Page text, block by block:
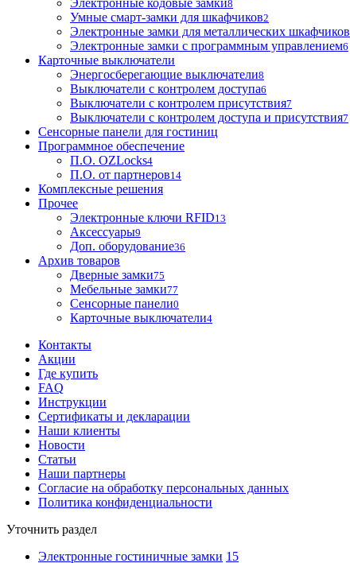
Электронные кодовые замки8
Умные смарт-замки для шкафчиков2
Электронные замки для металлических шкафчиков
Электронные замки с программным управлением6
Карточные выключатели
Энергосберегающие выключатели8
Выключатели с контролем доступа6
Выключатели с контролем присутствия7
Выключатели с контролем доступа и присутствия7
Сенсорные панели для гостиниц
Программное обеспечение
П.О. OZLocks4
П.О. от партнеров14
Комплексные решения
Прочее
Электронные ключи RFID13
Аксессуары9
Доп. оборудование36
Архив товаров
Дверные замки75
Мебельные замки77
Сенсорные панели0
Карточные выключатели4
Контакты
Акции
Где купить
FAQ
Инструкции
Сертификаты и декларации
Наши клиенты
Новости
Статьи
Наши партнеры
Согласие на обработку персональных данных
Политика конфиденциальности
Уточнить раздел
Электронные гостиничные замки 15